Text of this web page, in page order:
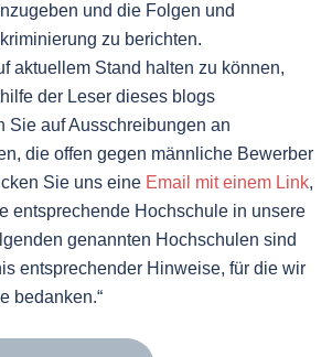
und die Folgen und
zu berichten.
aktuellem Stand halten zu können,
der Leser dieses blogs
Sie auf Ausschreibungen an
die offen gegen männliche Bewerber
Sie uns eine Email mit einem Link,
entsprechende Hochschule in unsere
genannten Hochschulen sind
entsprechender Hinweise, für die wir
bedanken.“